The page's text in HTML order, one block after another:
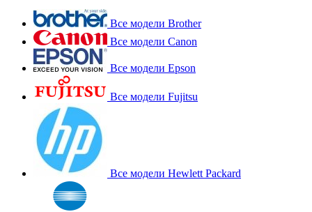
Все модели Brother
Все модели Canon
Все модели Epson
Все модели Fujitsu
Все модели Hewlett Packard